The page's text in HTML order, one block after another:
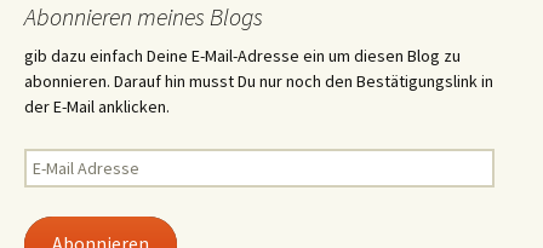
Abonnieren meines Blogs
gib dazu einfach Deine E-Mail-Adresse ein um diesen Blog zu
abonnieren. Darauf hin musst Du nur noch den Bestätigungslink in
der E-Mail anklicken.
E-
Mail
Abonnieren